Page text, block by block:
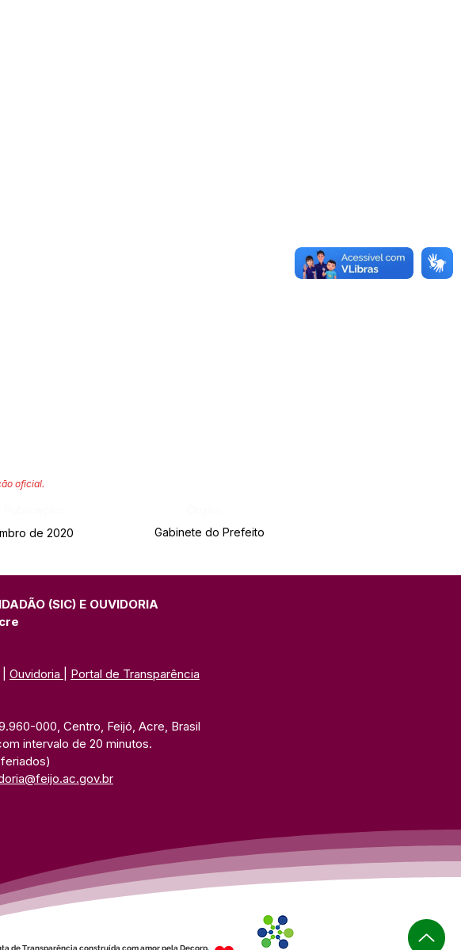
oficial.
de 2020 Gabinete do Prefeito
(SIC) E OUVIDORIA
Ouvidoria Portal de Transparência
000, Centro, Feijó, Acre, Brasil
intervalo de 20 minutos.
de Transparência construída com amor pela Decorp.